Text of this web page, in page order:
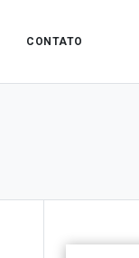
CONTATO